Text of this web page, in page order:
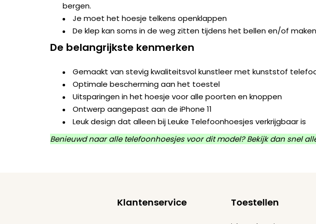
bergen.
Je moet het hoesje telkens openklappen
De klep kan soms in de weg zitten tijdens het bellen en/of
De belangrijkste kenmerken
Gemaakt van stevig kwaliteitsvol kunstleer met kunststof
Optimale bescherming aan het toestel
Uitsparingen in het hoesje voor alle poorten en knoppen
Ontwerp aangepast aan de iPhone 11
Leuk design dat alleen bij Leuke Telefoonhoesjes verkrijgbaar is
Benieuwd naar alle telefoonhoesjes voor dit model? Bekijk dan snel
Klantenservice Toestellen